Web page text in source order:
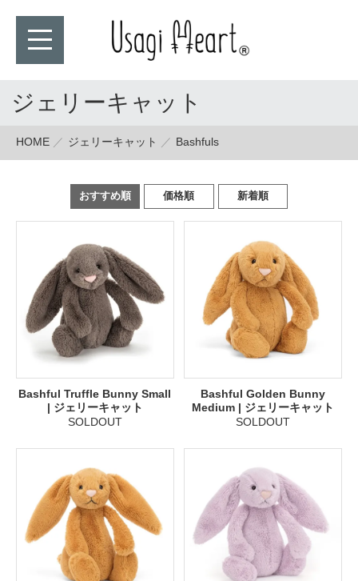
ジェリーキャット
HOME ジェリーキャット Bashfuls
おすすめ順 価格順 新着順
Bashful Truffle Bunny Small
| ジェリーキャット
SOLDOUT
Bashful Golden Bunny
Medium | ジェリーキャット
SOLDOUT